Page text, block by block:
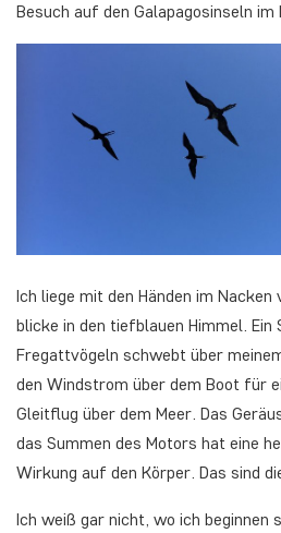
Besuch auf den Galapagosinseln im
Ich liege mit den Händen im
blicke in den tiefblauen Himmel.
Fregattvögeln schwebt über
den Windstrom über dem Boot für
Gleitflug über dem Meer. Das
das Summen des Motors hat eine
Wirkung auf den Körper. Das sind
Ich weiß gar nicht, wo ich beginnen